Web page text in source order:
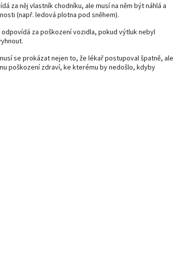
za něj vlastník chodníku, ale musí na něm být náhlá a
(např. ledová plotna pod sněhem).
za poškození vozidla, pokud výtluk nebyl
se prokázat nejen to, že lékař postupoval špatně, ale
poškození zdraví, ke kterému by nedošlo, kdyby